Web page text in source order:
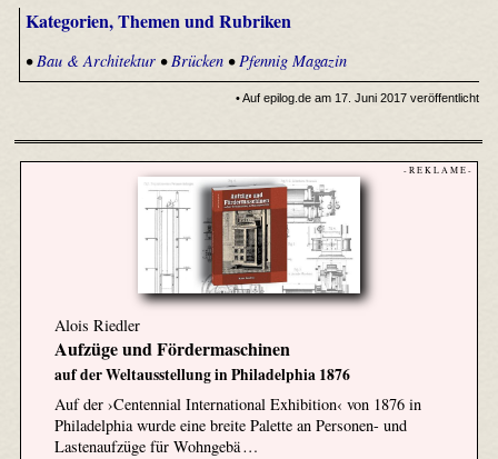
Kategorien, Themen und Rubriken
• Bau & Architektur• Brücken• Pfennig Magazin
• Auf epilog.de am 17. Juni 2017 veröffentlicht
- R E K L A M E -
Alois Riedler
Aufzüge und Fördermaschinen
auf der Weltausstellung in Philadelphia 1876
Auf der ›Centennial International Exhibition‹ von 1876 in
Philadelphia wurde eine breite Palette an Personen- und
Lastenaufzüge für Wohngebä …